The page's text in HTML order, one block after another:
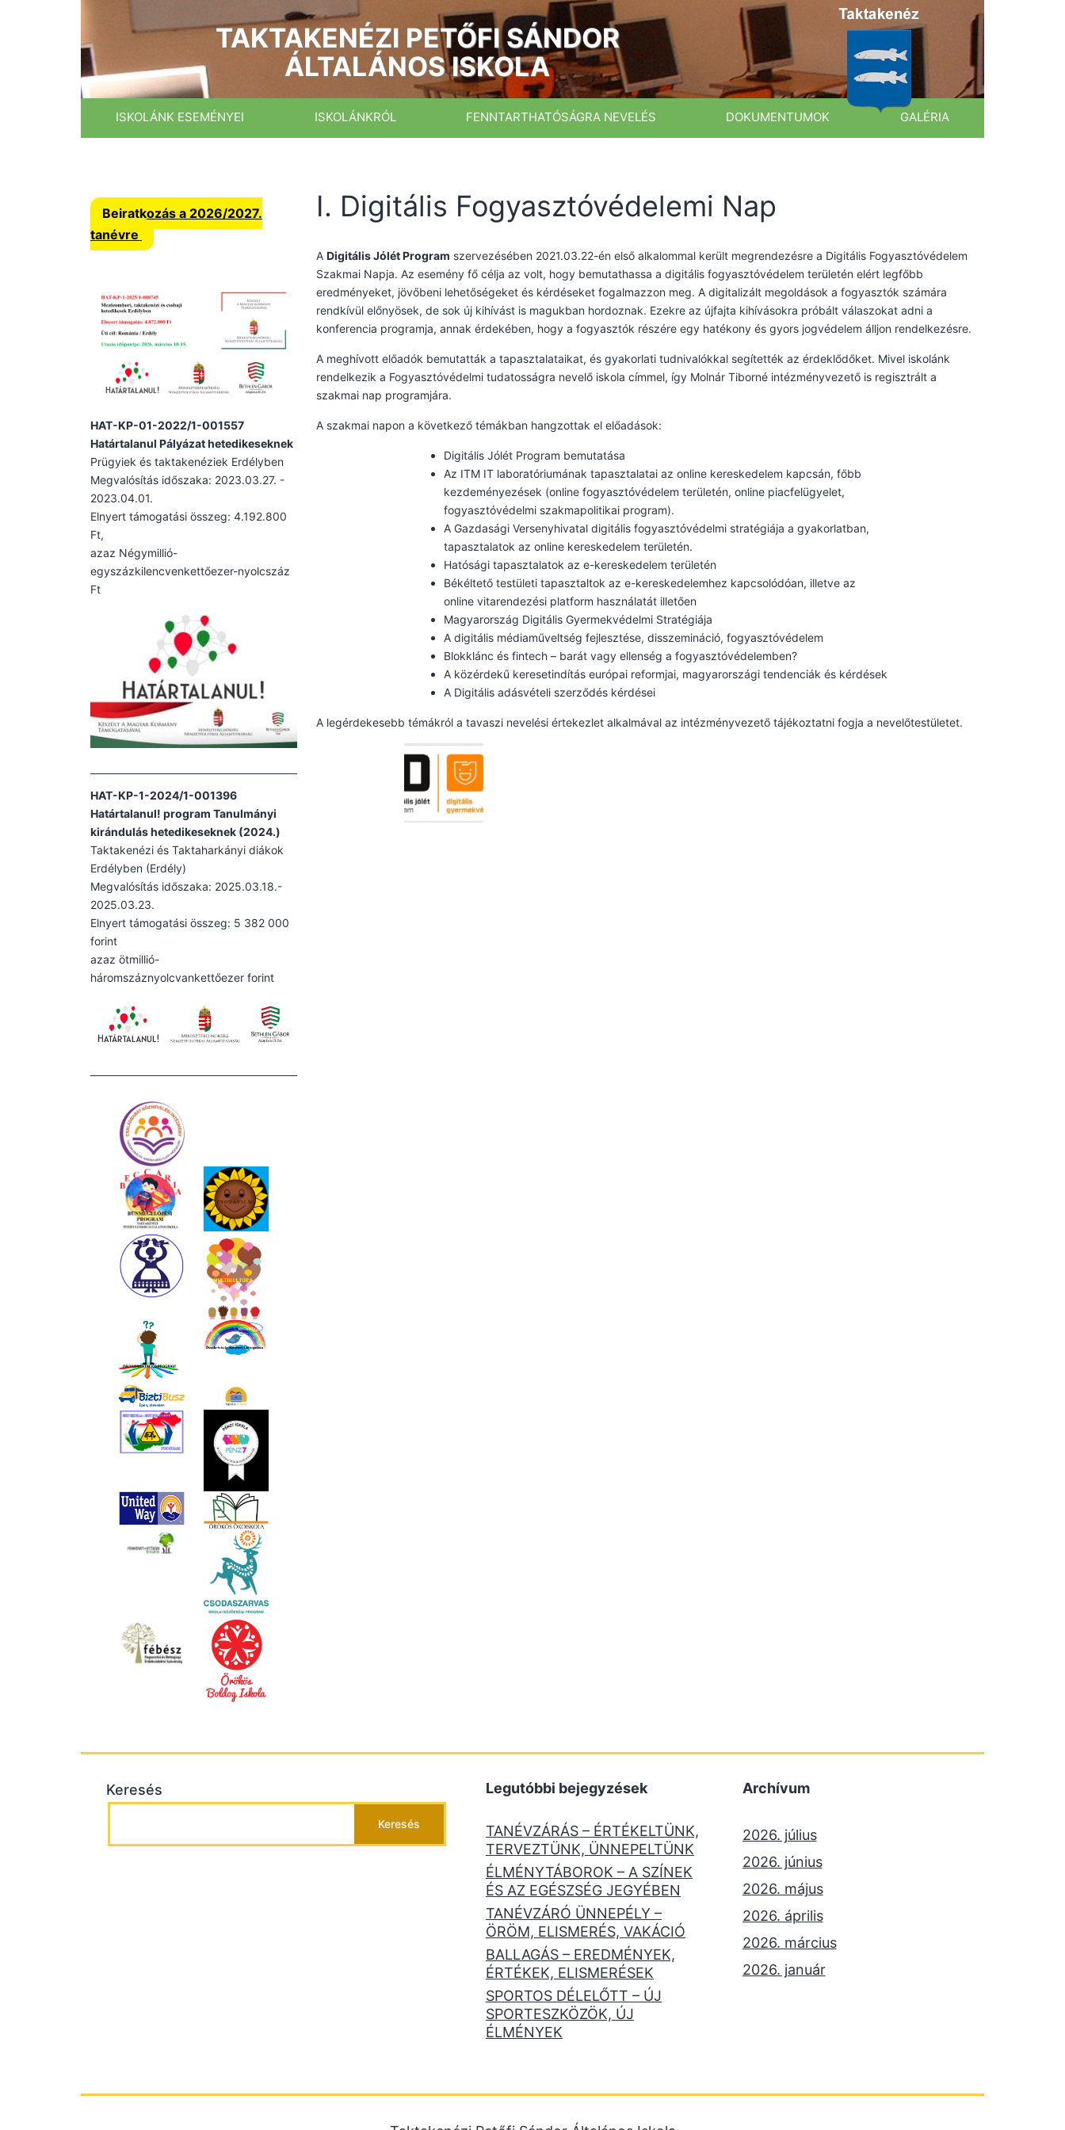
TAKTAKENÉZI PETŐFI SÁNDOR
ÁLTALÁNOS ISKOLA
ISKOLÁNK ESEMÉNYEI ISKOLÁNKRÓL FENNTARTHATÓSÁGRA NEVELÉS DOKUMENTUMOK GALÉRIA
Beiratkozás a 2026/2027.
tanévre
HAT-KP-01-2022/1-001557
Határtalanul Pályázat hetedikeseknek
Prügyiek és taktakenéziek Erdélyben
Megvalósítás időszaka: 2023.03.27. -
2023.04.01.
Elnyert támogatási összeg: 4.192.800
Ft,
azaz Négymillió-
egyszázkilencvenkettőezer-nyolcszáz
Ft
HAT-KP-1-2024/1-001396
Határtalanul! program Tanulmányi
kirándulás hetedikeseknek (2024.)
Taktakenézi és Taktaharkányi diákok
Erdélyben (Erdély)
Megvalósítás időszaka: 2025.03.18.-
2025.03.23.
Elnyert támogatási összeg: 5 382 000
forint
azaz ötmillió-
háromszáznyolcvankettőezer forint
I. Digitális Fogyasztóvédelemi Nap
A Digitális Jólét Program szervezésében 2021.03.22-én első alkalommal került megrendezésre a Digitális Fogyasztóvédelem
Szakmai Napja. Az esemény fő célja az volt, hogy bemutathassa a digitális fogyasztóvédelem területén elért legfőbb
eredményeket, jövőbeni lehetőségeket és kérdéseket fogalmazzon meg. A digitalizált megoldások a fogyasztók számára
rendkívül előnyösek, de sok új kihívást is magukban hordoznak. Ezekre az újfajta kihívásokra próbált válaszokat adni a
konferencia programja, annak érdekében, hogy a fogyasztók részére egy hatékony és gyors jogvédelem álljon rendelkezésre.
A meghívott előadók bemutatták a tapasztalataikat, és gyakorlati tudnivalókkal segítették az érdeklődőket. Mivel iskolánk
rendelkezik a Fogyasztóvédelmi tudatosságra nevelő iskola címmel, így Molnár Tiborné intézményvezető is regisztrált a
szakmai nap programjára.
A szakmai napon a következő témákban hangzottak el előadások:
Digitális Jólét Program bemutatása
Az ITM IT laboratóriumának tapasztalatai az online kereskedelem kapcsán, főbb
kezdeményezések (online fogyasztóvédelem területén, online piacfelügyelet,
fogyasztóvédelmi szakmapolitikai program).
A Gazdasági Versenyhivatal digitális fogyasztóvédelmi stratégiája a gyakorlatban,
tapasztalatok az online kereskedelem területén.
Hatósági tapasztalatok az e-kereskedelem területén
Békéltető testületi tapasztaltok az e-kereskedelemhez kapcsolódóan, illetve az
online vitarendezési platform használatát illetően
Magyarország Digitális Gyermekvédelmi Stratégiája
A digitális médiaműveltség fejlesztése, disszemináció, fogyasztóvédelem
Blokklánc és fintech – barát vagy ellenség a fogyasztóvédelemben?
A közérdekű keresetindítás európai reformjai, magyarországi tendenciák és kérdések
A Digitális adásvételi szerződés kérdései
A legérdekesebb témákról a tavaszi nevelési értekezlet alkalmával az intézményvezető tájékoztatni fogja a nevelőtestületet.
Keresés
Keresés
Legutóbbi bejegyzések
TANÉVZÁRÁS – ÉRTÉKELTÜNK,
TERVEZTÜNK, ÜNNEPELTÜNK
ÉLMÉNYTÁBOROK – A SZÍNEK
ÉS AZ EGÉSZSÉG JEGYÉBEN
TANÉVZÁRÓ ÜNNEPÉLY –
ÖRÖM, ELISMERÉS, VAKÁCIÓ
BALLAGÁS – EREDMÉNYEK,
ÉRTÉKEK, ELISMERÉSEK
SPORTOS DÉLELŐTT – ÚJ
SPORTESZKÖZÖK, ÚJ
ÉLMÉNYEK
Archívum
2026. július
2026. június
2026. május
2026. április
2026. március
2026. január